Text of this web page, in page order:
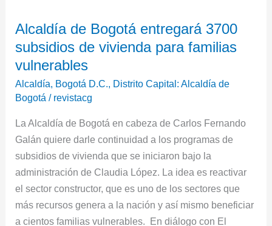
Alcaldía de Bogotá entregará 3700
subsidios de vivienda para familias
vulnerables
Alcaldía, Bogotá D.C., Distrito Capital: Alcaldía de
Bogotá / revistacg
La Alcaldía de Bogotá en cabeza de Carlos Fernando
Galán quiere darle continuidad a los programas de
subsidios de vivienda que se iniciaron bajo la
administración de Claudia López. La idea es reactivar
el sector constructor, que es uno de los sectores que
más recursos genera a la nación y así mismo beneficiar
a cientos familias vulnerables. En diálogo con El
Bogotá
entregará
3700
subsidios
de
para
familias
vulnerables